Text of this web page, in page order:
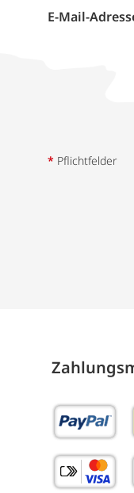
E-Mail-
* Pflichtfelder